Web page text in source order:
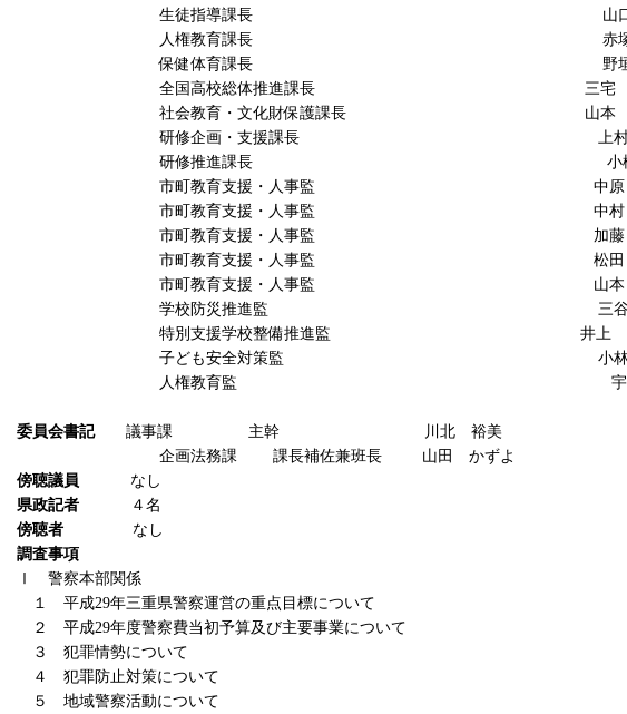
生徒指導課長 山口
人権教育課長 赤塚 久
保健体育課長 野垣内
全国高校総体推進課長 三宅 恒
社会教育・文化財保護課長 山本
研修企画・支援課長 上村
研修推進課長 小松 貞
市町教育支援・人事監 中原
市町教育支援・人事監 中村
市町教育支援・人事監 加藤
市町教育支援・人事監 松田
市町教育支援・人事監 山本
学校防災推進監 三谷 真
特別支援学校整備推進監 井上 珠
子ども安全対策監 小林
人権教育監 宇仁田
委員会書記議事課 主幹 川北 裕美
企画法務課 課長補佐兼班長 山田 かずよ
傍聴議員 なし
県政記者 ４名
傍聴者 なし
調査事項
Ⅰ 警察本部関係
１ 平成29年三重県警察運営の重点目標について
２ 平成29年度警察費当初予算及び主要事業について
３ 犯罪情勢について
４ 犯罪防止対策について
５ 地域警察活動について